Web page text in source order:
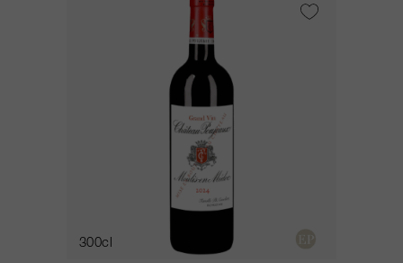
300cl